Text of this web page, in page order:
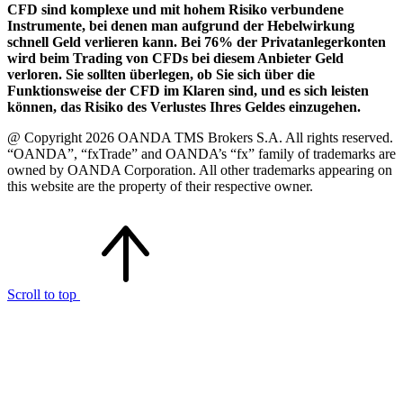
CFD sind komplexe und mit hohem Risiko verbundene
Instrumente, bei denen man aufgrund der Hebelwirkung
schnell Geld verlieren kann. Bei 76% der Privatanlegerkonten
wird beim Trading von CFDs bei diesem Anbieter Geld
verloren. Sie sollten überlegen, ob Sie sich über die
Funktionsweise der CFD im Klaren sind, und es sich leisten
können, das Risiko des Verlustes Ihres Geldes einzugehen.
@ Copyright 2026 OANDA TMS Brokers S.A. All rights reserved.
“OANDA”, “fxTrade” and OANDA’s “fx” family of trademarks are
owned by OANDA Corporation. All other trademarks appearing on
this website are the property of their respective owner.
Scroll to top